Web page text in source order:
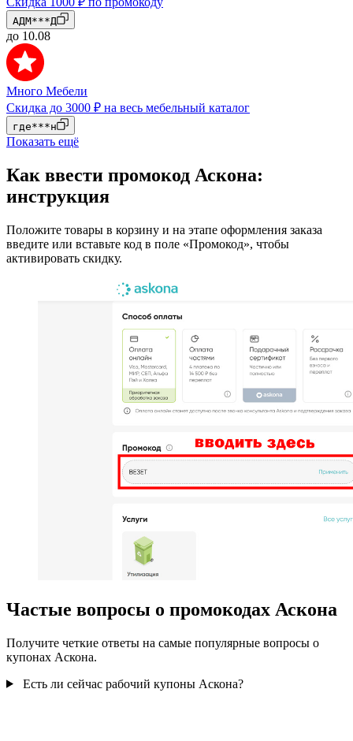
АДМ***Д
до 10.08
Много Мебели
Скидка до 3000 ₽ на весь мебельный каталог
где***н
Показать ещё
Как ввести промокод Аскона:
инструкция
Положите товары в корзину и на этапе оформления заказа
введите или вставьте код в поле «Промокод», чтобы
активировать скидку.
Частые вопросы о промокодах Аскона
Получите четкие ответы на самые популярные вопросы о
купонах Аскона.
Есть ли сейчас рабочий купоны Аскона?